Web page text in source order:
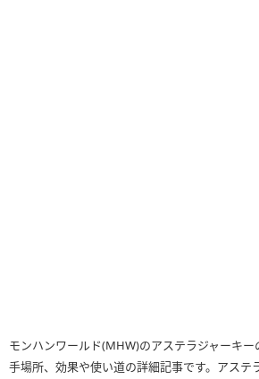
モンハンワールド(MHW)のアステラジャーキ
手場所、効果や使い道の詳細記事です。アステ